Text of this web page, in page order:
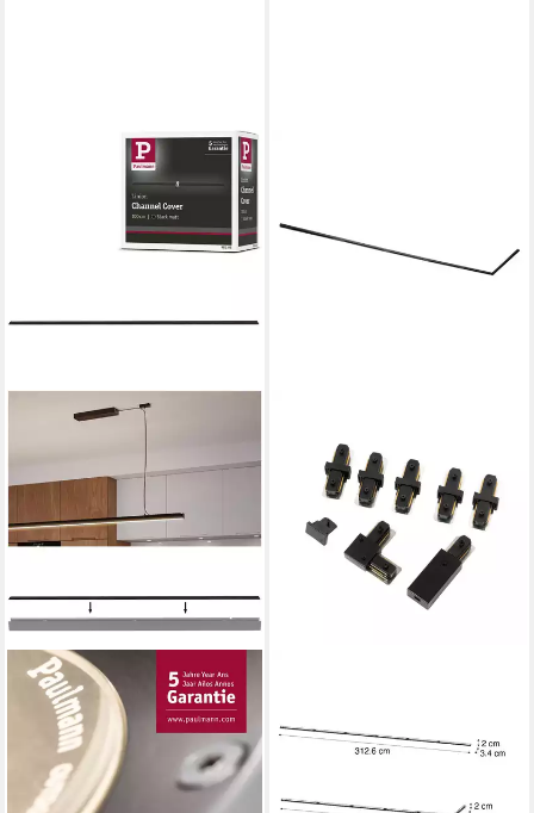
PAULMANN
Schienensystem-Schienen
Linion Abdeckung, (1-tlg)
11,25 €
lieferbar - in 2-3 Werktagen bei dir
Iconic, 312.6 cm, (1-tlg),
QAZQA Schienen­leuchte,